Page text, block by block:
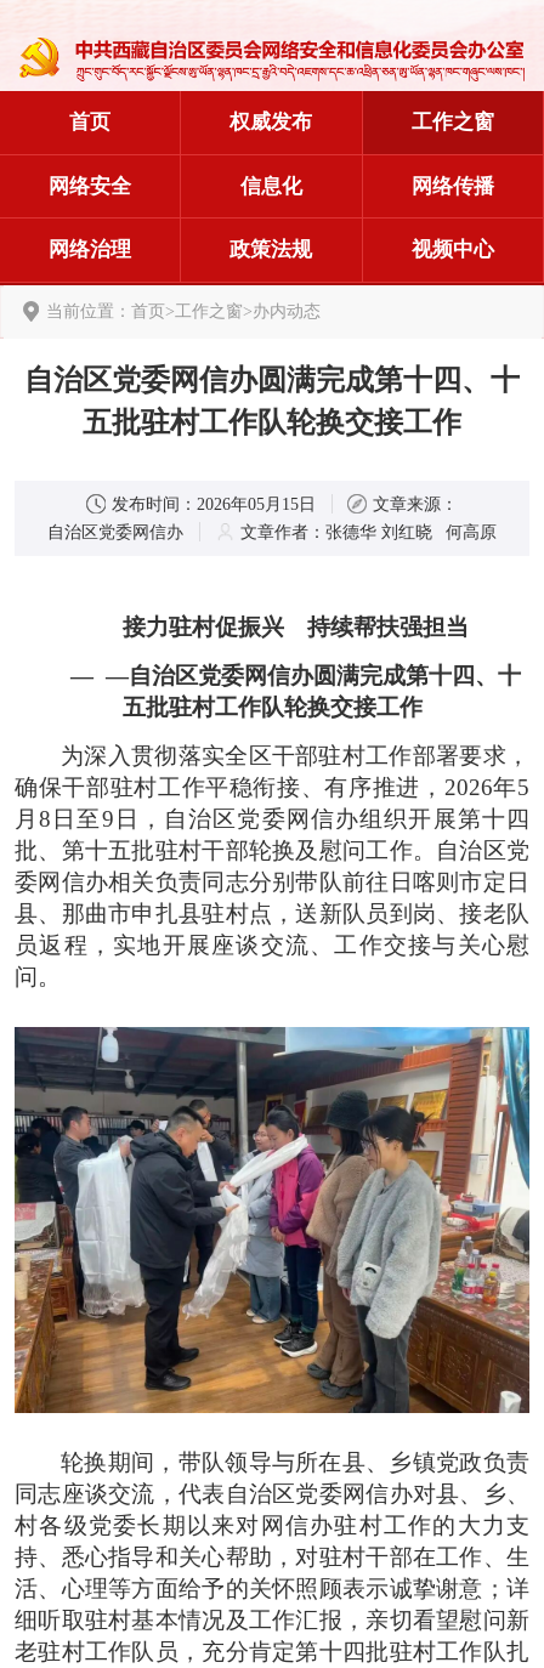
首页 权威发布 工作之窗
网络安全 信息化 网络传播
网络治理 政策法规 视频中心
当前位置： 首页>工作之窗>办内动态
自治区党委网信办圆满完成第十四、十
五批驻村工作队轮换交接工作
发布时间： 2026年05月15日
文章来源：
自治区党委网信办
文章作者：张德华 刘红晓 何高原
接力驻村促振兴 持续帮扶强担当
——自治区党委网信办圆满完成第十四、十
五批驻村工作队轮换交接工作
为深入贯彻落实全区干部驻村工作部署要求，
确保干部驻村工作平稳衔接、有序推进，2026年5
月8日至9日，自治区党委网信办组织开展第十四
批、第十五批驻村干部轮换及慰问工作。自治区党
委网信办相关负责同志分别带队前往日喀则市定日
县、那曲市申扎县驻村点，送新队员到岗、接老队
员返程，实地开展座谈交流、工作交接与关心慰
问。
轮换期间，带队领导与所在县、乡镇党政负责
同志座谈交流，代表自治区党委网信办对县、乡、
村各级党委长期以来对网信办驻村工作的大力支
持、悉心指导和关心帮助，对驻村干部在工作、生
活、心理等方面给予的关怀照顾表示诚挚谢意；详
细听取驻村基本情况及工作汇报，亲切看望慰问新
老驻村工作队员，充分肯定第十四批驻村工作队扎